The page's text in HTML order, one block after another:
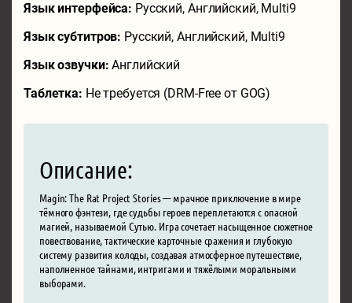
Язык интерфейса: Русский, Английский, Multi9
Язык субтитров: Русский, Английский, Multi9
Язык озвучки:Английский
Таблетка: Не требуется (DRM-Free от GOG)
Описание:
Magin: The Rat Project Stories — мрачное приключение в мире
тёмного фэнтези, где судьбы героев переплетаются с опасной
магией, называемой Сутью. Игра сочетает насыщенное сюжетное
повествование, тактические карточные сражения и глубокую
систему развития колоды, создавая атмосферное путешествие,
наполненное тайнами, интригами и тяжёлыми моральными
выборами.